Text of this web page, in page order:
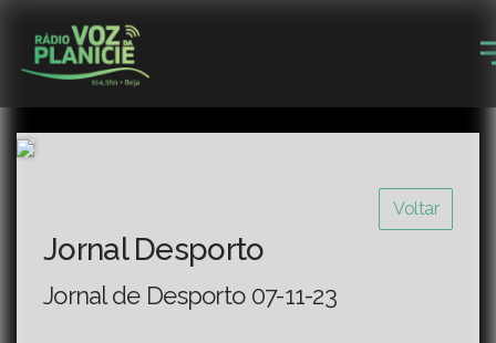
Voltar
Jornal Desporto
Jornal de Desporto 07-11-23